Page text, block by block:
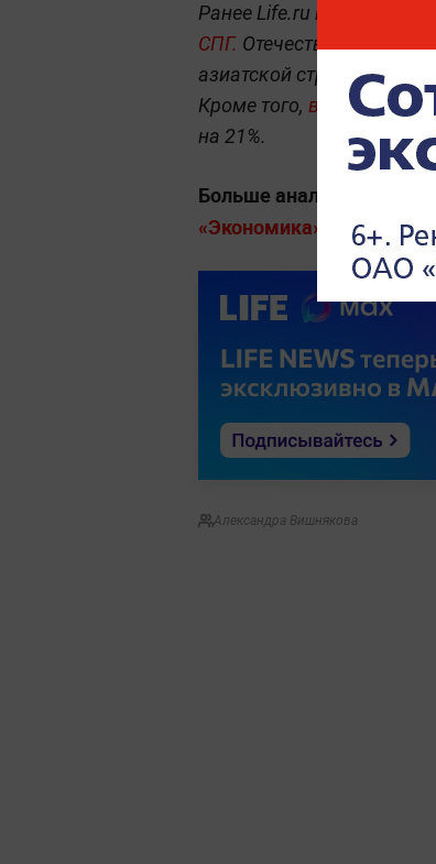
Ранее Life.ru писал, что
СПГ. Отечественные
азиатской страны и
Кроме того, в мае импорт
на 21%.
Больше аналитики о
«Экономика» на Life.ru.
Александра Вишнякова